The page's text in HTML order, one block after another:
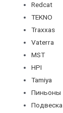
Redcat
TEKNO
Traxxas
Vaterra
MST
HPI
Tamiya
Пиньоны
Подвеска